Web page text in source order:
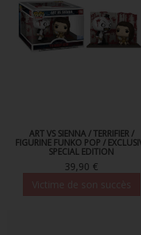
ART VS SIENNA / TERRIFIER /
FIGURINE FUNKO POP /
SPECIAL EDITION
39,90 €